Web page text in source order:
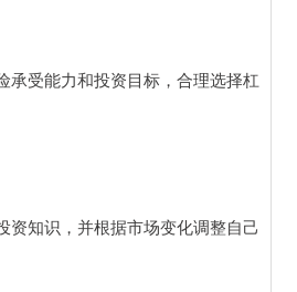
承受能力和投资目标，合理选择杠
知识，并根据市场变化调整自己